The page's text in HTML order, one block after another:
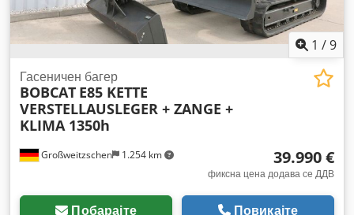
1 /9
Großweitzschen 1.254 km
Гасеничен багер
BOBCAT E85 KETTE
VERSTELLAUSLEGER + ZANGE +
KLIMA 1350h
39.990 €
фиксна цена додава се ДДВ
Побарајте Повикајте